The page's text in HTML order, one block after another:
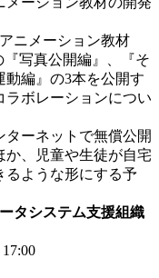
ニメーション教材
『写真公開編』、『そ
編』の3本を公開す
ラボレーションについ
ーネットで無償公開
か、児童や生徒が自宅
るような形にする予
タシステム支援組織